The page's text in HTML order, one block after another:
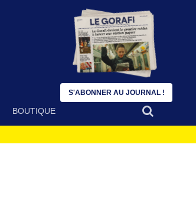
BOUTIQUE
S'ABONNER AU JOURNAL !